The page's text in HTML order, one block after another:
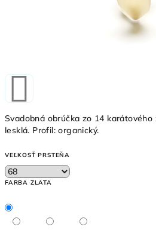
Svadobná obrúčka zo 14
lesklá. Profil: organický.
VEĽKOSŤ PRSTEŇA
FARBA ZLATA